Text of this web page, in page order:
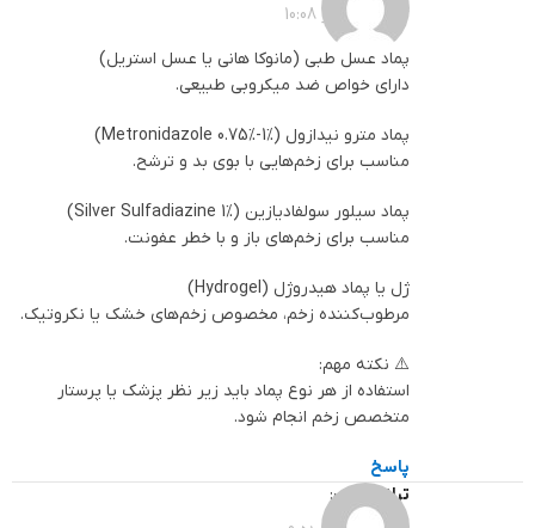
1404-01-16 در 10:08
پماد عسل طبی (مانوکا هانی یا عسل استریل)
دارای خواص ضد میکروبی طبیعی.
پماد مترو نیدازول (Metronidazole 0.75%-1%)
مناسب برای زخم‌هایی با بوی بد و ترشح.
پماد سیلور سولفادیازین (Silver Sulfadiazine 1%)
مناسب برای زخم‌های باز و با خطر عفونت.
ژل یا پماد هیدروژل (Hydrogel)
مرطوب‌کننده زخم، مخصوص زخم‌های خشک یا نکروتیک.
⚠️ نکته مهم:
استفاده از هر نوع پماد باید زیر نظر پزشک یا پرستار
متخصص زخم انجام شود.
پاسخ
ترانه
گفت: